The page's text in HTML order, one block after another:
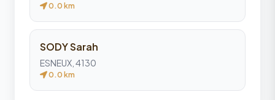
0.0 km
SODY Sarah
ESNEUX, 4130
0.0 km